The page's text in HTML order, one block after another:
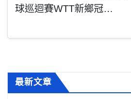
球巡迴賽WTT新鄉冠…
最新文章